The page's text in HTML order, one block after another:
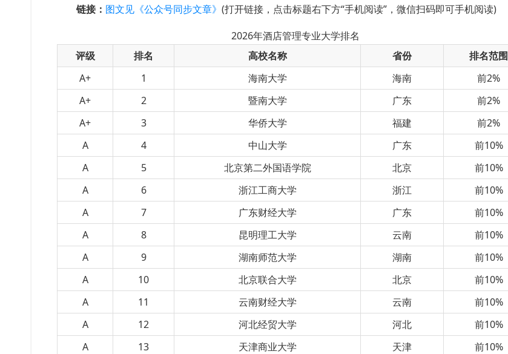
链接： 图文见《公众号同步文章》 (打开链接，点击标题右下方“手机阅读”，微信扫码即可手机阅读)
2026年酒店管理专业大学排名
评级
排名 高校名称 省份
排名范围
A+
1 海南大学 海南
前2%
A+
2 暨南大学 广东
前2%
A+
3 华侨大学 福建
前2%
A
4 中山大学 广东
前10%
A
5 北京第二外国语学院 北京
前10%
A
6 浙江工商大学 浙江
前10%
A
7 广东财经大学 广东
前10%
A
8 昆明理工大学 云南
前10%
A
9 湖南师范大学 湖南
前10%
A
10 北京联合大学 北京
前10%
A
11 云南财经大学 云南
前10%
A
12 河北经贸大学 河北
前10%
A
13 天津商业大学 天津
前10%